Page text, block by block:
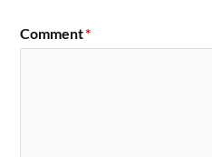
Comment*